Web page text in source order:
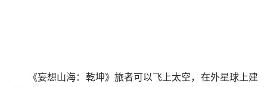
《妄想山海：乾坤》旅者可以飞上太空，在外星球上建